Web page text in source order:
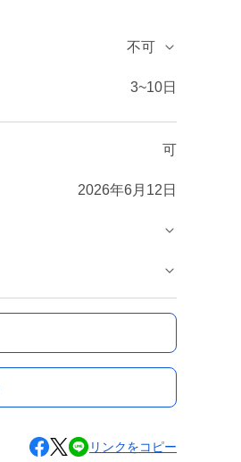
不可
3~10日
可
2026年6月12日
リンクをコピー